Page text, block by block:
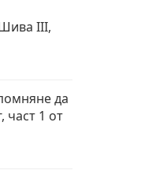
III,
да
част 1 от